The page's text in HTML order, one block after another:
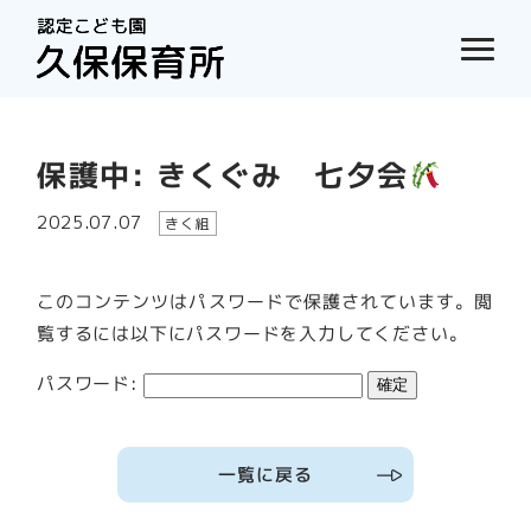
保護中: きくぐみ 七夕会
2025.07.07 きく組
このコンテンツはパスワードで保護されています。閲
覧するには以下にパスワードを入力してください。
パスワード:
一覧に戻る